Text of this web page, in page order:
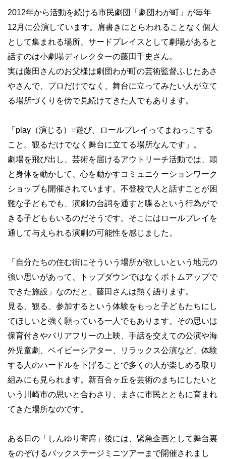
2012年から活動を続ける市民劇団「劇団わが町」が毎年
12月に公演しています。肩書きにとらわれることなく個人
として集まれる場所、サードプレイスとして劇場があると
話すのは小劇場ディレクターの藤田千史さん。
実は藤田さんのお父様は劇団わが町の芸術監督ふじたあさ
やさんで、プロだけでなく、舞台に立ってみたい人が立て
る場所づくりを傍で見続けてきた人でもあります。
「play（演じる）=遊び。ロールプレイってまねっこする
こと。観るだけでなく舞台に立てる場所なんです」。
劇場を飛び出し、芸術を届けるアウトリーチ活動では、頭
と身体を動かして、心を動かすコミュニケーションワーク
ショップも開催されています。不登校で人と話すことが困
難な子どもでも、演劇の台詞を通すと喋るという行為がで
きる子どももいるのだそうです。そこにはロールプレイを
通して与えられる演劇の可能性を感じました。
「自分たちの住む街にそういう場所が欲しいという地元の
強い思いがあって、トップダウンではなくボトムアップで
できた施設」なのだと、藤田さんは熱く語ります。
見る、観る、参加するという体験をもっと子どもたちにし
てほしいと強く願っている一人でもあります。その思いは
保育付きやバリアフリーの上映、手話を交えての公演や海
外児童劇、ベイビーシアター、リラックス公演など、体験
する人のハードルを下げることで多くの人が楽しめる取り
組みにも見られます。新百合ヶ丘を芸術のまちにしたいと
いう川崎市の思いと合わさり、まさに市民とともに育まれ
てきた場所なのです。
ある日の「しんゆり寄席」後には、緊急企画として舞台裏
をのぞけるバックステージミニツアーまで開催されまし